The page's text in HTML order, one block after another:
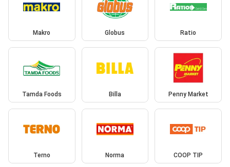
Makro Globus Ratio
Tamda Foods Billa Penny Market
Terno Norma COOP TIP